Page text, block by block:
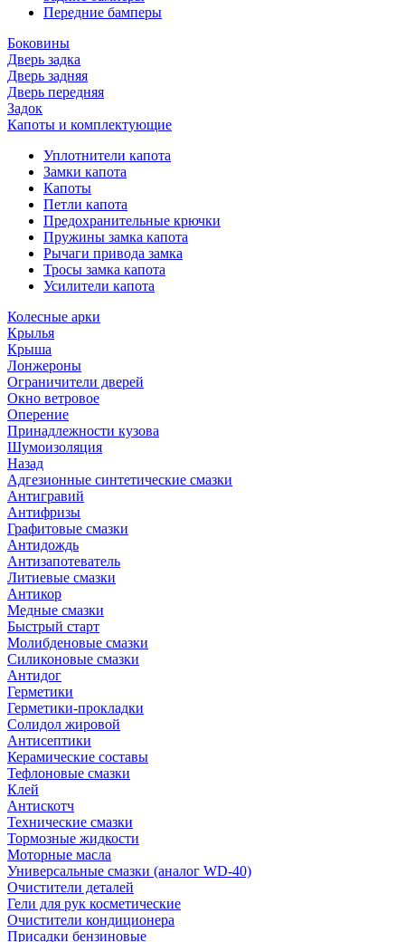
Передние бамперы
Боковины
Дверь задка
Дверь задняя
Дверь передняя
Задок
Капоты и комплектующие
Уплотнители капота
Замки капота
Капоты
Петли капота
Предохранительные крючки
Пружины замка капота
Рычаги привода замка
Тросы замка капота
Усилители капота
Колесные арки
Крылья
Крыша
Лонжероны
Ограничители дверей
Окно ветровое
Оперение
Принадлежности кузова
Шумоизоляция
Назад
Адгезионные синтетические смазки
Антигравий
Антифризы
Графитовые смазки
Антидождь
Антизапотеватель
Литиевые смазки
Антикор
Медные смазки
Быстрый старт
Молибденовые смазки
Силиконовые смазки
Антидог
Герметики
Герметики-прокладки
Солидол жировой
Антисептики
Керамические составы
Тефлоновые смазки
Клей
Антискотч
Технические смазки
Тормозные жидкости
Моторные масла
Универсальные смазки (аналог WD-40)
Очистители деталей
Гели для рук косметические
Очистители кондиционера
Присадки бензиновые